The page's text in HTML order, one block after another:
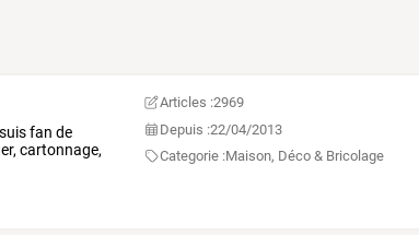
suisfan de
cartonnage,
Articles :2969
Depuis :22/04/2013
Categorie :Maison, Déco & Bricolage